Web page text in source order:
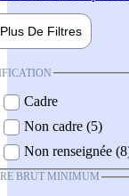
Plus De Filtres
Cadre
Non cadre (5)
Non renseignée
BRUT MINIMUM